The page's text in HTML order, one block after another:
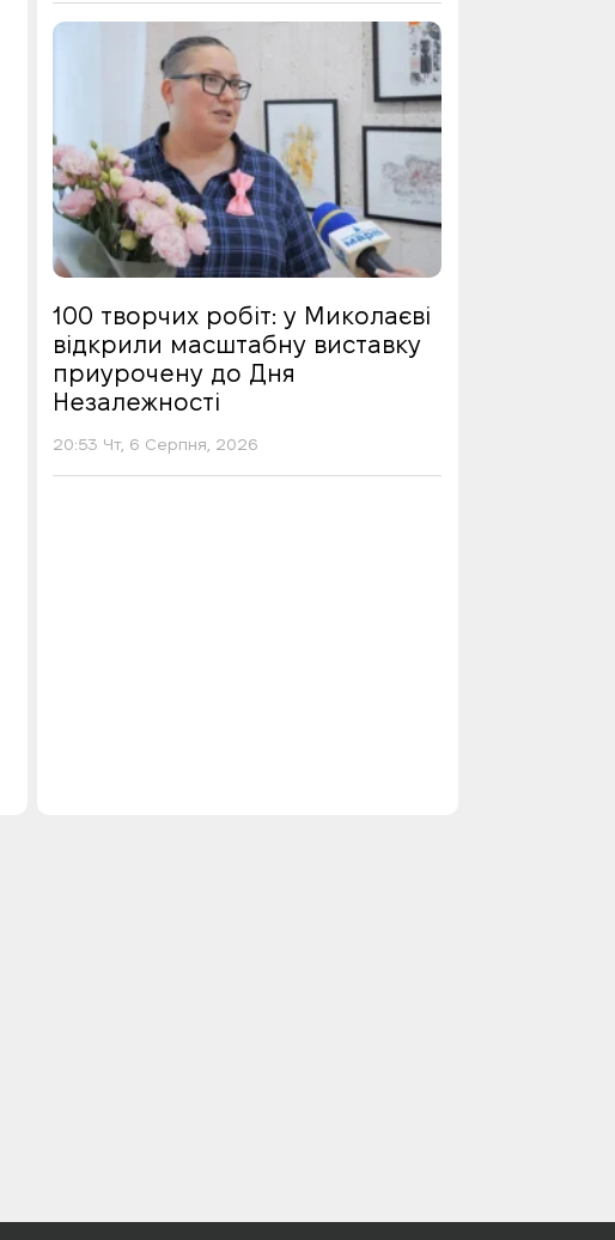
100 творчих робіт: у Миколаєві
відкрили масштабну виставку
приурочену до Дня
Незалежності
20:53 Чт, 6 Серпня, 2026